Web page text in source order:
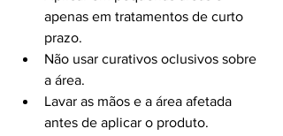
apenas em tratamentos de curto
prazo.
Não usar curativos oclusivos sobre
a área.
Lavar as mãos e a área afetada
antes de aplicar o produto.